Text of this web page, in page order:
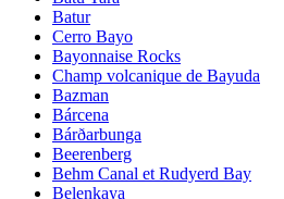
Batur
Cerro Bayo
Bayonnaise Rocks
Champ volcanique de Bayuda
Bazman
Bárcena
Bárðarbunga
Beerenberg
Behm Canal et Rudyerd Bay
Belenkaya